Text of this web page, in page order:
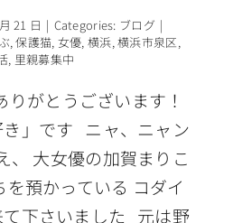
21 日 | Categories: ブログ |
,保護猫, 女優,横浜,横浜市泉区,
, 里親募集中
がとうございます！
き」です ニャ、ニャン
、 大女優の加賀まりこ
預かっている コダイ
て下さいました 元は野